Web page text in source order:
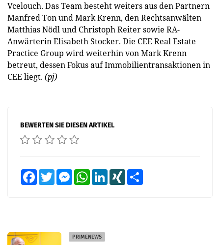
Vcelouch. Das Team besteht weiters aus den Partnern
Manfred Ton und Mark Krenn, den Rechtsanwälten
Matthias Nödl und Christoph Reiter sowie RA-
Anwärterin Elisabeth Stocker. Die CEE Real Estate
Practice Group wird weiterhin von Mark Krenn
betreut, dessen Fokus auf Immobilientransaktionen in
CEE liegt. (pj)
BEWERTEN SIE DIESEN ARTIKEL
FacebookTwitter MessengerWhatsAppLinkedInXING
PRIMENEWS